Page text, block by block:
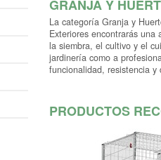
GRANJA Y
La categoría Granja y
Exteriores encontrarás
la siembra, el cultivo y el
jardinería como a
funcionalidad, resistencia y
PRODUCTOS